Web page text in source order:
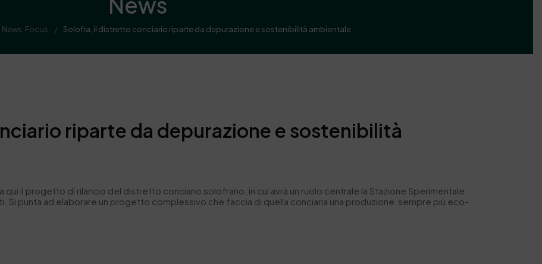
News Focus / Solofra, il distretto conciario riparte da depurazione e sostenibilità ambientale
riparte da depurazione e sostenibilità
il progetto di rilancio del distretto conciario solofrano, in cui avrà un ruolo centrale la Stazione Sperimentale
Si punta ad elaborare un progetto complessivo che faccia di quella conciaria una produzione sempre più eco-